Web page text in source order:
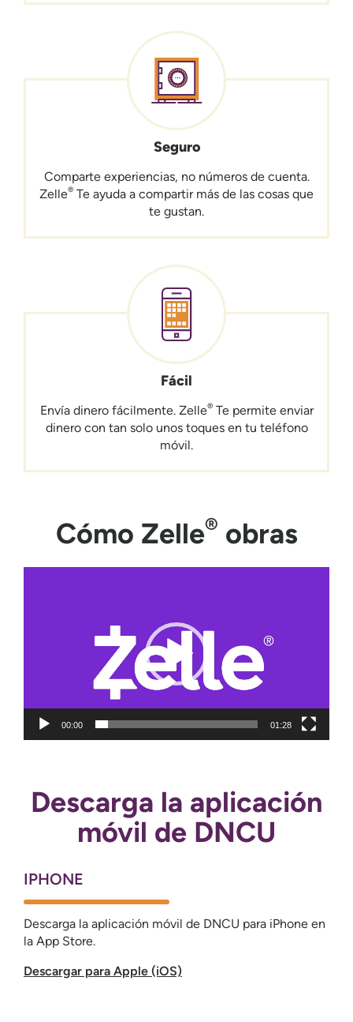
Seguro
Comparte experiencias, no números de cuenta.
Zelle® Te ayuda a compartir más de las cosas que
te gustan.
Fácil
Envía dinero fácilmente. Zelle®Te permite enviar
dinero con tan solo unos toques en tu teléfono
móvil.
Cómo Zelle® obras
00:00 01:28
Descarga la aplicación
móvil de DNCU
IPHONE
Descarga la aplicación móvil de DNCU para iPhone en
la App Store.
Descargar para Apple (iOS)